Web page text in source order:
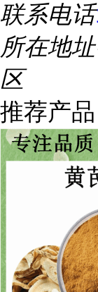
联系电话
所在地址
区
推荐产品